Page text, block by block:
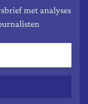
met analyses